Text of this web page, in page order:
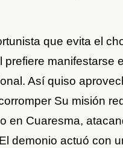
que evita el
prefiere manifestarse
Así quiso
Su misión
en Cuaresma,
demonio actuó con